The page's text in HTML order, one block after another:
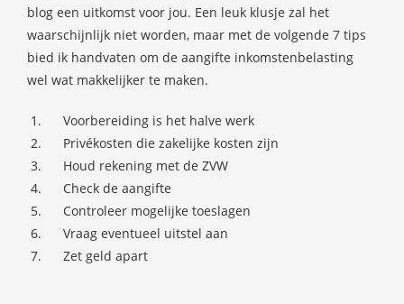
blog een uitkomst voor jou. Een leuk klusje zal het
waarschijnlijk niet worden, maar met de volgende 7 tips
bied ik handvaten om de aangifte inkomstenbelasting
wel wat makkelijker te maken.
Voorbereiding is het halve werk
Privékosten die zakelijke kosten zijn
Houd rekening met de ZVW
Check de aangifte
Controleer mogelijke toeslagen
Vraag eventueel uitstel aan
Zet geld apart